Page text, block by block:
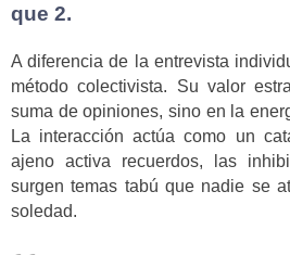
que 2.
A diferencia de la entrevista
método colectivista. Su valor
suma de opiniones, sino en la
La interacción actúa como un
ajeno activa recuerdos, las
surgen temas tabú que nadie se
soledad.